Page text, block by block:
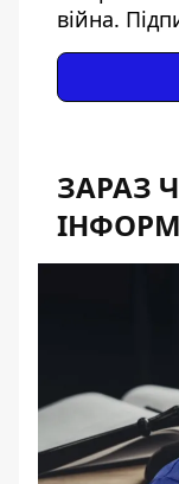
війна.
ЗАРАЗ